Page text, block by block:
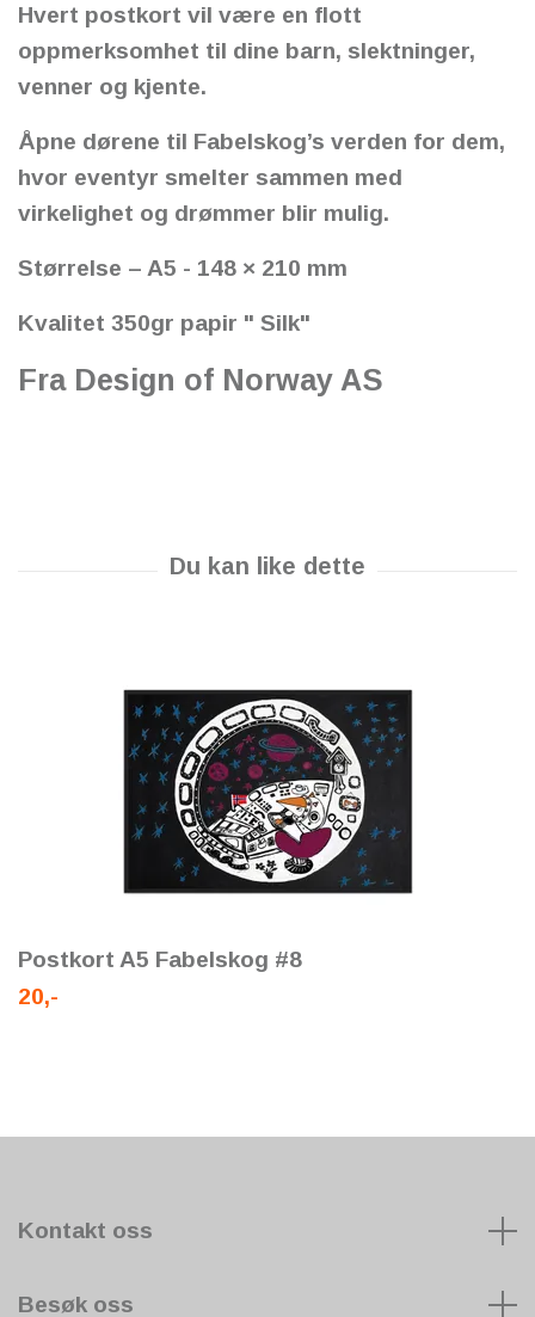
Hvert postkort vil være en flott
oppmerksomhet til dine barn, slektninger,
venner og kjente.
Åpne dørene til Fabelskog’s verden for dem,
hvor eventyr smelter sammen med
virkelighet og drømmer blir mulig.
Størrelse – A5 - 148 × 210 mm
Kvalitet 350gr papir " Silk"
Fra Design of Norway AS
Postkort A5 Fabelskog #8
20,-
Kontakt oss
Besøk oss